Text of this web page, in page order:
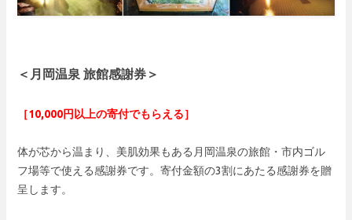
＜月岡温泉 旅館感謝券＞
［10,000円以上の寄付でもらえる］
体が芯から温まり、美肌効果もある月岡温泉の旅館・市内ゴル
フ場等で使える感謝券です。寄付金額の3割にあたる感謝券を贈
呈します。